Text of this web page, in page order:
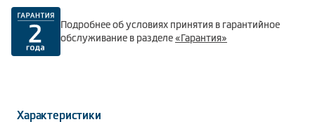
Подробнее об условиях принятия в гарантийное
обслуживание в разделе«Гарантия»
Характеристики